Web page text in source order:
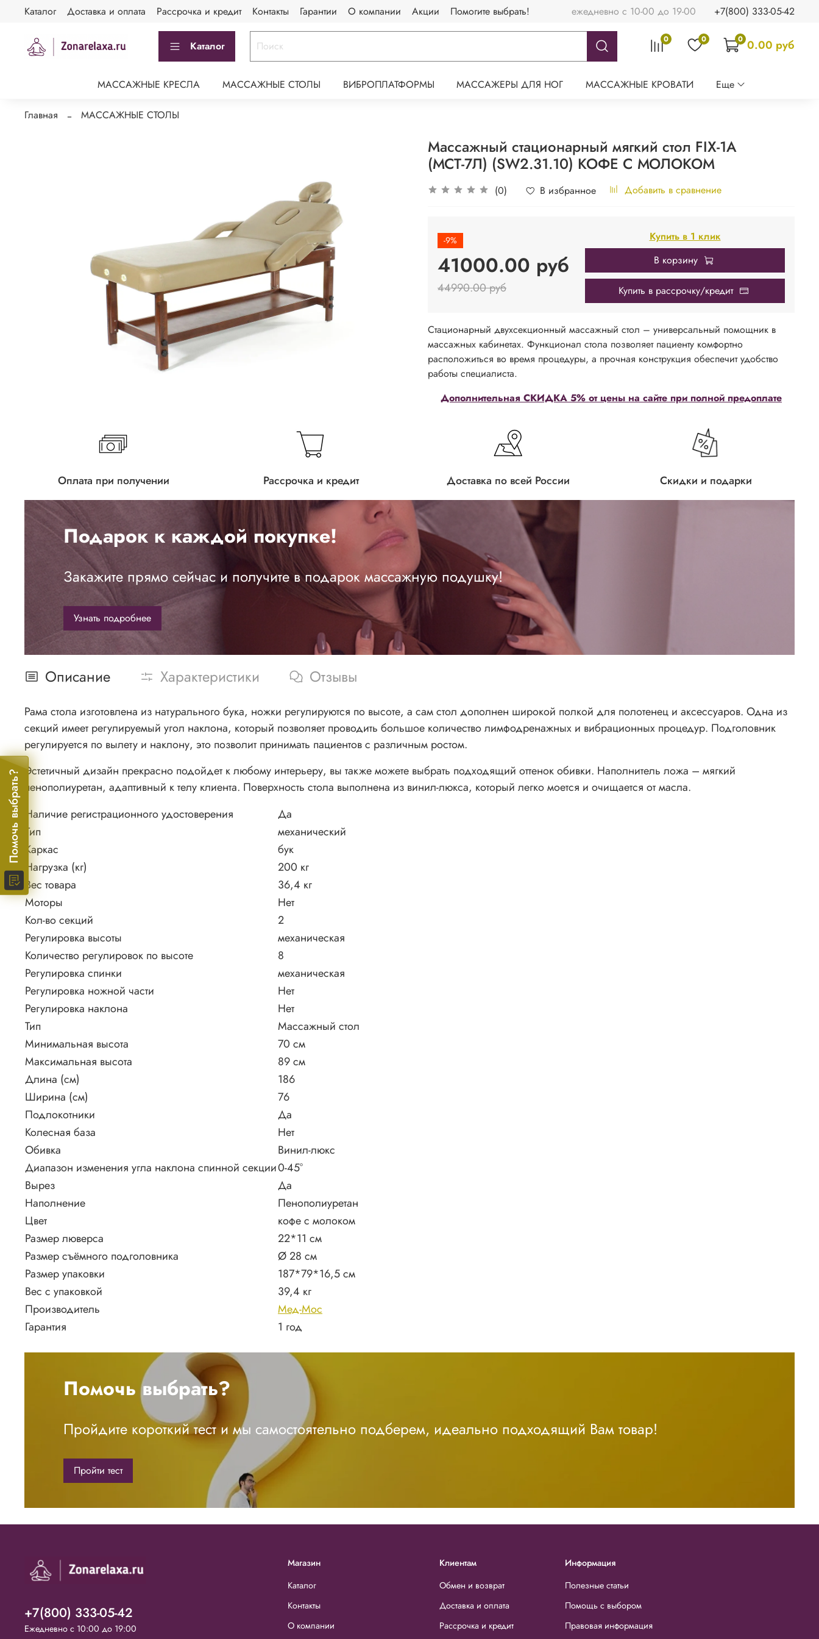
Помочь выбрать?
Каталог Доставка и оплата Рассрочка и кредит Контакты Гарантии О компании Акции Помогите выбрать! ежедневно с 10-00 до 19-00 +7(800) 333-05-42
Каталог 0 0 0 0.00 руб
МАССАЖНЫЕ КРЕСЛА МАССАЖНЫЕ СТОЛЫ ВИБРОПЛАТФОРМЫ МАССАЖЕРЫ ДЛЯ НОГ МАССАЖНЫЕ КРОВАТИ Еще
Главная МАССАЖНЫЕ СТОЛЫ
Массажный стационарный мягкий стол FIX-1A
(МСТ-7Л) (SW2.31.10) КОФЕ С МОЛОКОМ
(0) В избранное Добавить в сравнение
-9%
41000.00 руб
44990.00 руб
Купить в 1 клик
В корзину
Купить в рассрочку/кредит
Дополнительная СКИДКА 5% от цены на сайте при полной предоплате
Стационарный двухсекционный массажный стол – универсальный помощник в
массажных кабинетах. Функционал стола позволяет пациенту комфортно
расположиться во время процедуры, а прочная конструкция обеспечит удобство
работы специалиста.
Оплата при получении Рассрочка и кредит Доставка по всей России Скидки и подарки
Подарок к каждой покупке!
Закажите прямо сейчас и получите в подарок массажную подушку!
Узнать подробнее
Описание Характеристики Отзывы
Рама стола изготовлена из натурального бука, ножки регулируются по высоте, а сам стол дополнен широкой полкой для полотенец и аксессуаров. Одна из
секций имеет регулируемый угол наклона, который позволяет проводить большое количество лимфодренажных и вибрационных процедур. Подголовник
регулируется по вылету и наклону, это позволит принимать пациентов с различным ростом.
Эстетичный дизайн прекрасно подойдет к любому интерьеру, вы также можете выбрать подходящий оттенок обивки. Наполнитель ложа – мягкий
пенополиуретан, адаптивный к телу клиента. Поверхность стола выполнена из винил-люкса, который легко моется и очищается от масла.
Наличие регистрационного удостоверения
Да
Тип
механический
Каркас
бук
Нагрузка (кг)
200 кг
Вес товара
36,4 кг
Моторы
Нет
Кол-во секций
2
Регулировка высоты
механическая
Количество регулировок по высоте
8
Регулировка спинки
механическая
Регулировка ножной части
Нет
Регулировка наклона
Нет
Тип
Массажный стол
Минимальная высота
70 см
Максимальная высота
89 см
Длина (см)
186
Ширина (см)
76
Подлокотники
Да
Колесная база
Нет
Обивка
Винил-люкс
Диапазон изменения угла наклона спинной секции0-45°
Вырез
Да
Наполнение
Пенополиуретан
Цвет
кофе с молоком
Размер люверса
22*11 см
Размер съёмного подголовника
Ø 28 см
Размер упаковки
187*79*16,5 см
Вес с упаковкой
39,4 кг
Производитель
Мед-Мос
Гарантия
1 год
Помочь выбрать?
Пройдите короткий тест и мы самостоятельно подберем, идеально подходящий Вам товар!
Пройти тест
Магазин
Каталог
Контакты
О компании
Клиентам
Обмен и возврат
Доставка и оплата
Рассрочка и кредит
Информация
Полезные статьи
Помощь с выбором
Правовая информация
+7(800) 333-05-42
Ежедневно с 10:00 до 19:00